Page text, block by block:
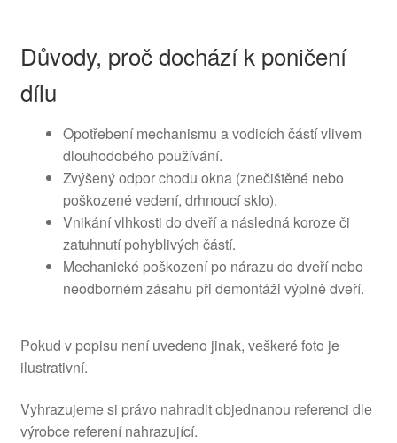
Důvody, proč dochází k poničení
dílu
Opotřebení mechanismu a vodicích částí vlivem
dlouhodobého používání.
Zvýšený odpor chodu okna (znečištěné nebo
poškozené vedení, drhnoucí sklo).
Vnikání vlhkosti do dveří a následná koroze či
zatuhnutí pohyblivých částí.
Mechanické poškození po nárazu do dveří nebo
neodborném zásahu při demontáži výplně dveří.
Pokud v popisu není uvedeno jinak, veškeré foto je
ilustrativní.
Vyhrazujeme si právo nahradit objednanou referenci dle
výrobce referení nahrazující.